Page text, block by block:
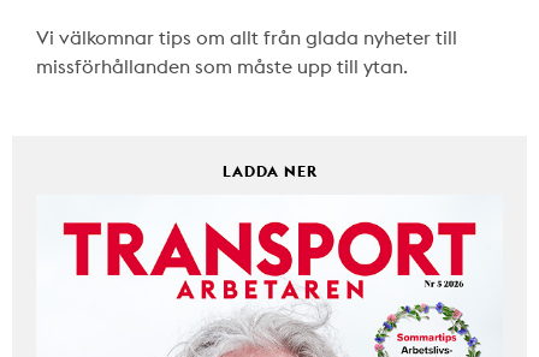
Vi välkomnar tips om allt från glada nyheter till
missförhållanden som måste upp till ytan.
LADDA NER